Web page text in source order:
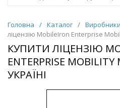
Головна / Каталог / Виробники
ліцензію MobileIron Enterprise
КУПИТИ ЛІЦЕНЗІЮ
ENTERPRISE
УКРАЇНІ